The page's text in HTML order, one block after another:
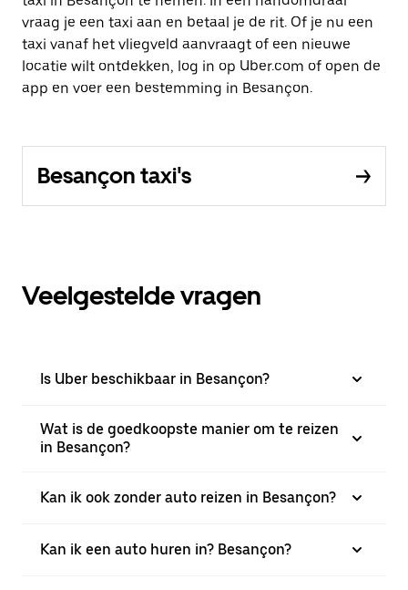
vraag je een taxi aan en betaal je de rit. Of je nu een
taxi vanaf het vliegveld aanvraagt of een nieuwe
locatie wilt ontdekken, log in op Uber.com of open de
app en voer een bestemming in Besançon.
Besançon taxi's
Veelgestelde vragen
Is Uber beschikbaar in Besançon?
Wat is de goedkoopste manier om te reizen
in Besançon?
Kan ik ook zonder auto reizen in Besançon?
Kan ik een auto huren in? Besançon?